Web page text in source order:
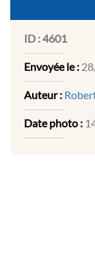
ID :4601
Envoyée le :
Auteur :
Date photo :